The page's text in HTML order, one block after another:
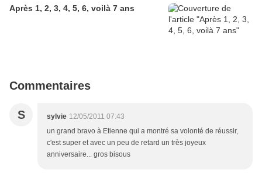
Après 1, 2, 3, 4, 5, 6, voilà 7 ans
Commentaires
S sylvie 12/05/2011 07:43
un grand bravo à Etienne qui a montré sa volonté de réussir,
c'est super et avec un peu de retard un très joyeux
anniversaire... gros bisous